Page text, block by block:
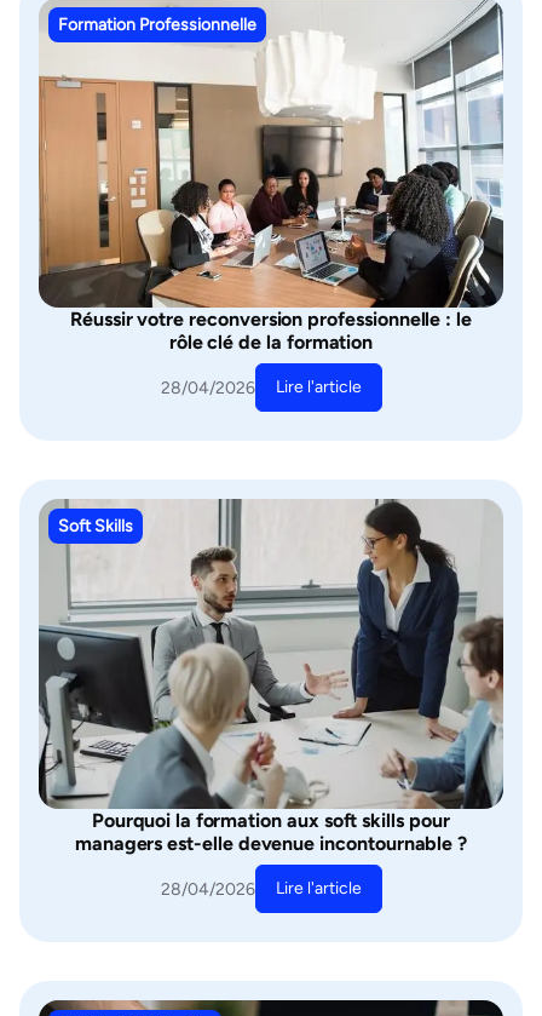
Formation Professionnelle
Réussir votre reconversion professionnelle : le
rôle clé de la formation
28/04/2026 Lire l'article
Soft Skills
Pourquoi la formation aux soft skills pour
managers est-elle devenue incontournable ?
28/04/2026 Lire l'article